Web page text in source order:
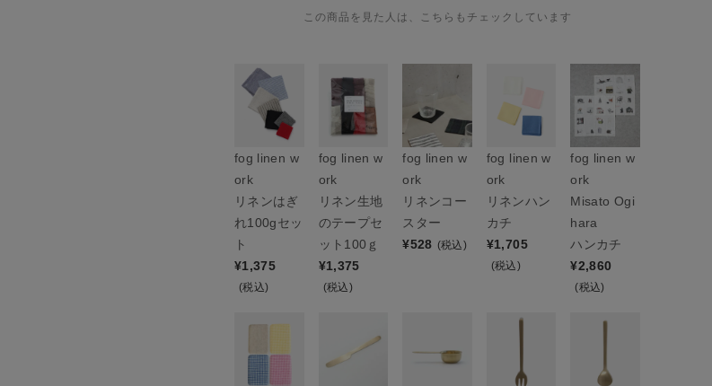
この商品を見た人は、こちらもチェックしています
fog linen w
ork
リネンはぎ
れ100gセッ
ト
¥1,375
(税込)
fog linen w
ork
リネン生地
のテープセ
ット100ｇ
¥1,375
(税込)
fog linen w
ork
リネンコー
スター
¥528 (税込)
fog linen w
ork
リネンハン
カチ
¥1,705
(税込)
fog linen w
ork
Misato Ogi
hara
ハンカチ
¥2,860
(税込)